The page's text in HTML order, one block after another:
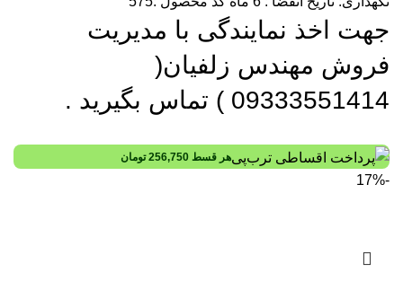
جهت اخذ نمایندگی با مدیریت
فروش مهندس زلفیان(
09333551414 ) تماس بگیرید .
هر قسط 256,750 تومان
-17%